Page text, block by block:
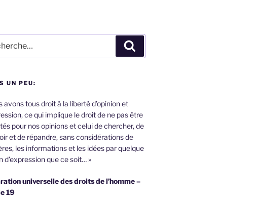
UN PEU:
avons tous droit à la liberté d’opinion et
ce qui implique le droit de ne pas être
pour nos opinions et celui de chercher, de
et de répandre, sans considérations de
les informations et les idées par quelque
d’expression que ce soit… »
universelle des droits de l’homme –
19